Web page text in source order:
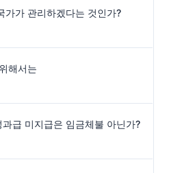
가가 관리하겠다는 것인가?
해서는
급 미지급은 임금체불 아닌가?